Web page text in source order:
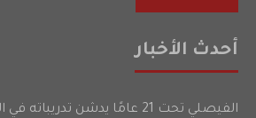
أحدث الأخبار
الفيصلي تحت 21 عامًا يدشن